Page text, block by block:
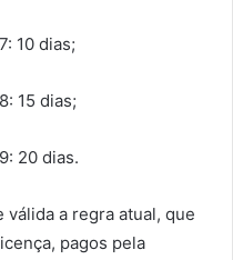
10 dias;
15 dias;
20 dias.
a regra atual, que
pagos pela